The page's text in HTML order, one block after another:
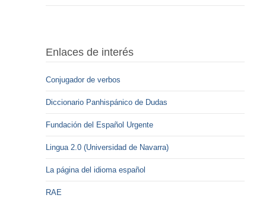
Enlaces de interés
Conjugador de verbos
Diccionario Panhispánico de Dudas
Fundación del Español Urgente
Lingua 2.0 (Universidad de Navarra)
La página del idioma español
RAE